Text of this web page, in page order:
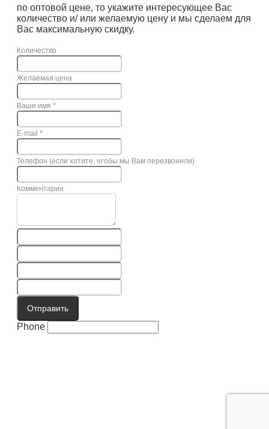
по оптовой цене, то укажите интересующее Вас
количество и/ или желаемую цену и мы сделаем для
Вас максимальную скидку.
Количество
Желаемая цена
Ваше имя *
E-mail *
Телефон (если хотите, чтобы мы Вам перезвонили)
Комментарии
Отправить
Phone